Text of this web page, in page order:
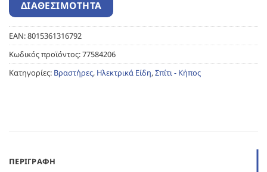
EAN:8015361316792
Κωδικός προϊόντος:77584206
Κατηγορίες: Βραστήρες, Ηλεκτρικά Είδη,Σπίτι - Κήπος
ΠΕΡΙΓΡΑΦΉ